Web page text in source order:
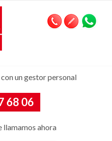
un gestor personal
68 06
llamamos ahora